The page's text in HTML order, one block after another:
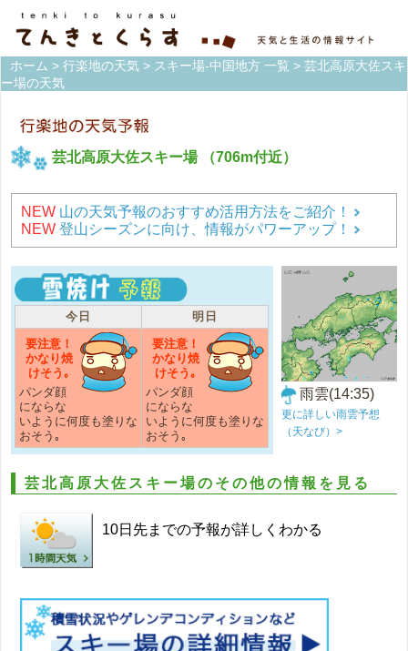
ホーム > 行楽地の天気 > スキー場-中国地方 一覧 > 芸北高原大佐スキ
ー場の天気
芸北高原大佐スキー場 （706m付近）
NEW 山の天気予報のおすすめ活用方法をご紹介！
NEW 登山シーズンに向け、情報がパワーアップ！
今日
明日
要注意！
かなり焼
けそう｡
パンダ顔
にならな
いように何度も塗りな
おそう｡
要注意！
かなり焼
けそう｡
パンダ顔
にならな
いように何度も塗りな
おそう｡
雨雲(14:35)
更に詳しい雨雲予想
（天なび）>
芸北高原大佐スキー場のその他の情報を見る
10日先までの予報が詳しくわかる